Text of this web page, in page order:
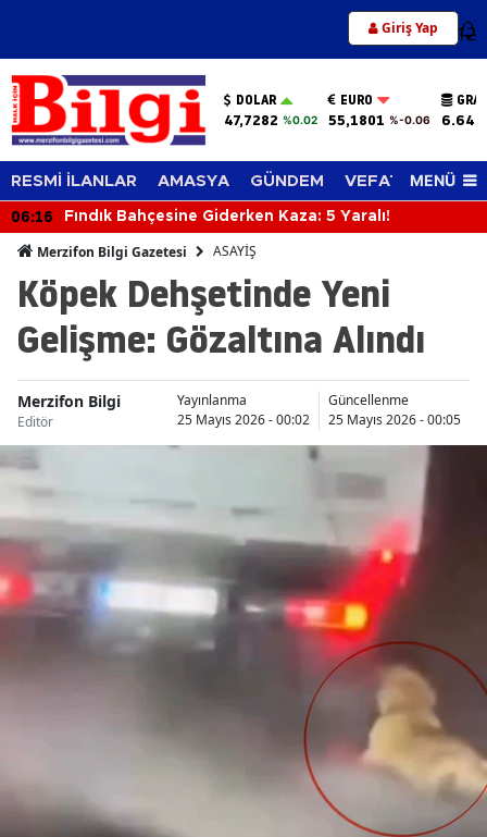
Giriş Yap 12
DOLAR
47,7282 %0.02
EURO
55,1801 %-0.06
RESMİ İLANLAR AMASYA GÜNDEM VEFAT EDENLER
MENÜ
06:16 Fındık Bahçesine Giderken Kaza: 5 Yaralı!
Merzifon Bilgi Gazetesi ASAYİŞ
Köpek Dehşetinde Yeni
Gelişme: Gözaltına Alındı
Merzifon Bilgi
Editör
Yayınlanma
25 Mayıs 2026 - 00:02
Güncellenme
25 Mayıs 2026 - 00:05